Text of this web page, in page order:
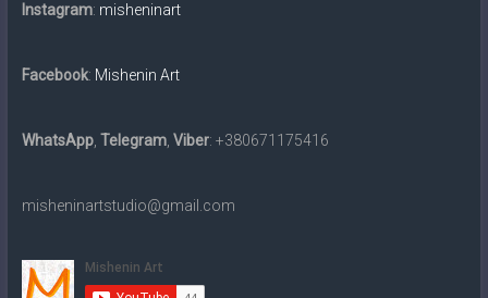
Instagram: misheninart
Facebook: Mishenin Art
WhatsApp, Telegram, Viber: +380671175416
misheninartstudio@gmail.com